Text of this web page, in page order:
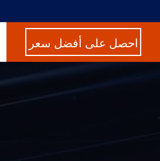
احصل على أفضل سعر